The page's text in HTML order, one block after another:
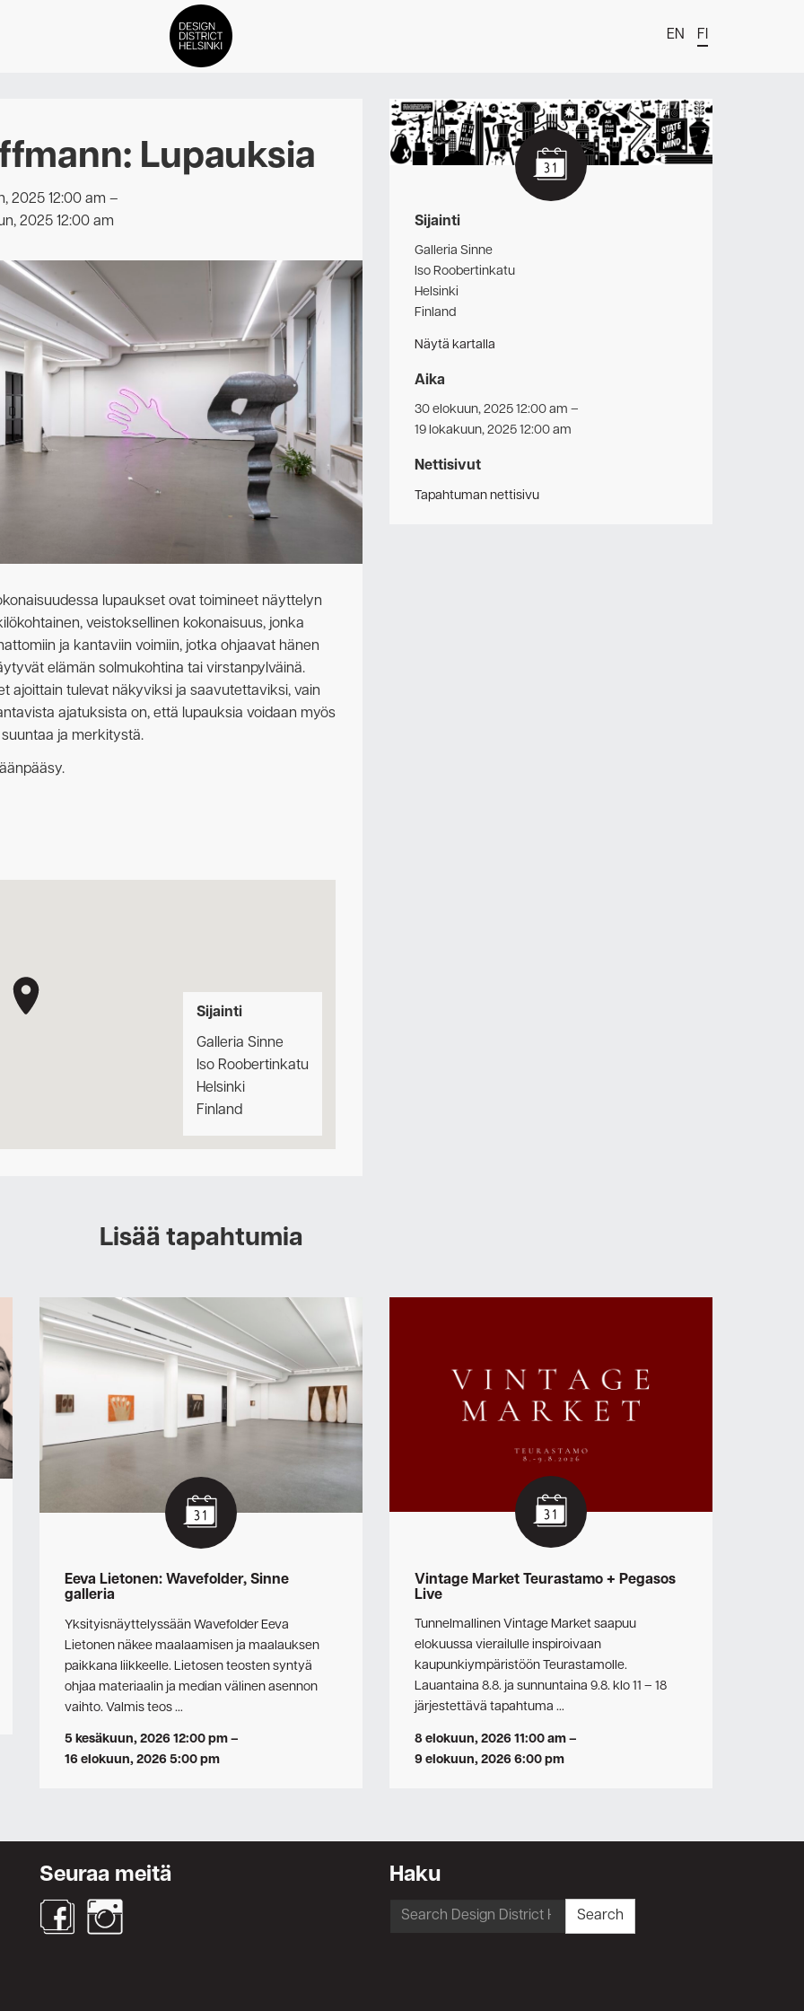
EN FI
Find – Explore The District
Jäsenet
Uutiset
Medialle
Meistä
District Helsingin jäsenyydestä
Ota yhteyttä
Lupauksia
2025 12:00 am –
2025 12:00 am
lupaukset ovat toimineet näyttelyn
veistoksellinen kokonaisuus, jonka
ja kantaviin voimiin, jotka ohjaavat hänen
elämän solmukohtina tai virstanpylväinä.
ajoittain tulevat näkyviksi ja saavutettaviksi, vain
ajatuksista on, että lupauksia voidaan myös
ja merkitystä.
Sijainti
Galleria Sinne
Iso Roobertinkatu
Helsinki
Finland
Sijainti
Galleria Sinne
Iso Roobertinkatu
Helsinki
Finland
Näytä kartalla
Aika
30 elokuun, 2025 12:00 am –
19 lokakuun, 2025 12:00 am
Nettisivut
Tapahtuman nettisivu
Lisää tapahtumia
Eeva Lietonen: Wavefolder, Sinne
galleria
Yksityisnäyttelyssään Wavefolder Eeva
Lietonen näkee maalaamisen ja maalauksen
paikkana liikkeelle. Lietosen teosten syntyä
ohjaa materiaalin ja median välinen asennon
vaihto. Valmis teos …
5 kesäkuun, 2026 12:00 pm–
16 elokuun, 2026 5:00 pm
Vintage Market Teurastamo + Pegasos
Live
Tunnelmallinen Vintage Market saapuu
elokuussa vierailulle inspiroivaan
kaupunkiympäristöön Teurastamolle.
Lauantaina 8.8. ja sunnuntaina 9.8. klo 11 – 18
järjestettävä tapahtuma …
8 elokuun, 2026 11:00 am–
9 elokuun, 2026 6:00 pm
Seuraa meitä Haku
Search
Search